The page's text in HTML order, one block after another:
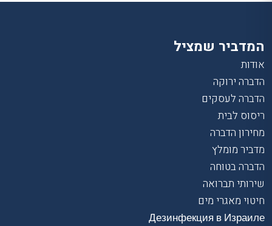
המדביר שמציל
אודות
הדברה ירוקה
הדברה לעסקים
ריסוס לבית
מחירון הדברה
מדביר מומלץ
הדברה בטוחה
שירותי תברואה
חיטוי מאגרי מים
Дезинфекция в Израиле